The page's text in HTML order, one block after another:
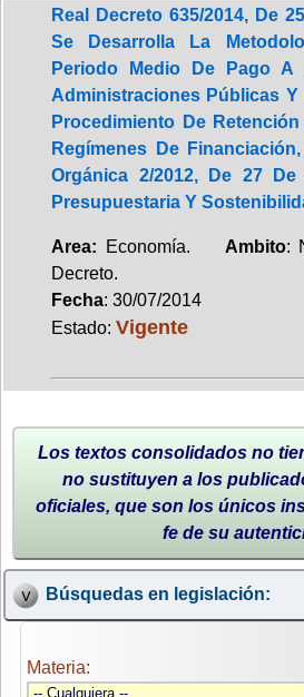
Real Decreto 635/2014, De
Se Desarrolla La
Periodo Medio De Pago A
Administraciones Públicas Y
Procedimiento De
Regímenes De
Orgánica 2/2012, De 27
Presupuestaria Y
Area: Economía. Ambito:
Decreto.
Fecha: 30/07/2014
Estado: Vigente
Los textos consolidados no
no sustituyen a los
oficiales, que son los únicos
fe de su
Búsquedas en legislación:
Materia: